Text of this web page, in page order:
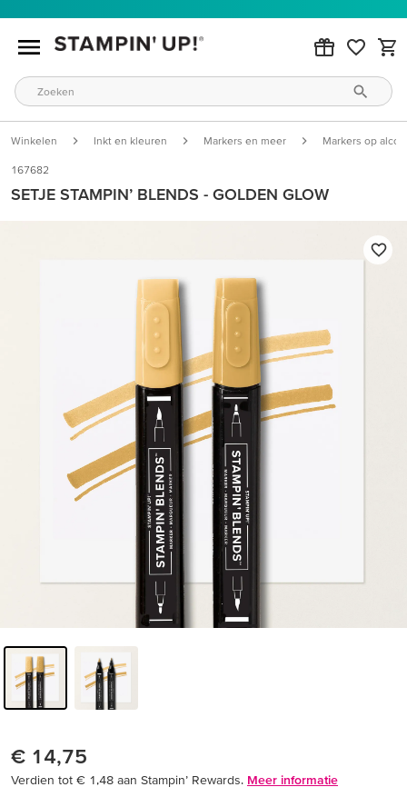
Winkelen Inkt en kleuren Markers en meer Markers op
167682
SETJE STAMPIN’ BLENDS - GOLDEN GLOW
€ 14,75
Verdien tot € 1,48 aan Stampin’ Rewards. Meer informatie